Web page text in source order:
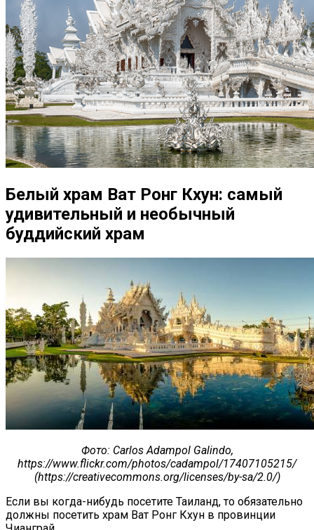
Белый храм Ват Ронг Кхун: самый
удивительный и необычный
буддийский храм
Фото: Carlos Adampol Galindo,
https://www.flickr.com/photos/cadampol/17407105215/
(https://creativecommons.org/licenses/by-sa/2.0/)
Если вы когда-нибудь посетите Таиланд, то обязательно
должны посетить храм Ват Ронг Кхун в провинции